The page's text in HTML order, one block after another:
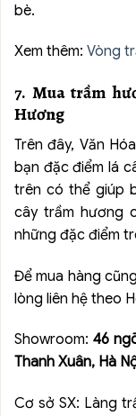
bè.
Xem thêm: Vòng
7. Mua trầm
Hương
Trên đây, Văn
bạn đặc điểm lá
trên có thể giúp
cây trầm hương
những đặc điểm
Để mua hàng
lòng liên hệ theo
Showroom: 46
Thanh Xuân, Hà
Cơ sở SX: Làng